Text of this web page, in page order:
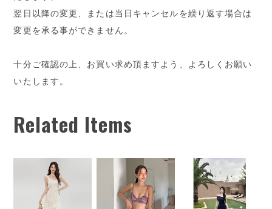
翌日以降の変更、または当日キャンセルを繰り返す場合は
変更を承る事ができません。
十分ご確認の上、お買い求め頂ますよう、よろしくお願い
いたします。
Related Items